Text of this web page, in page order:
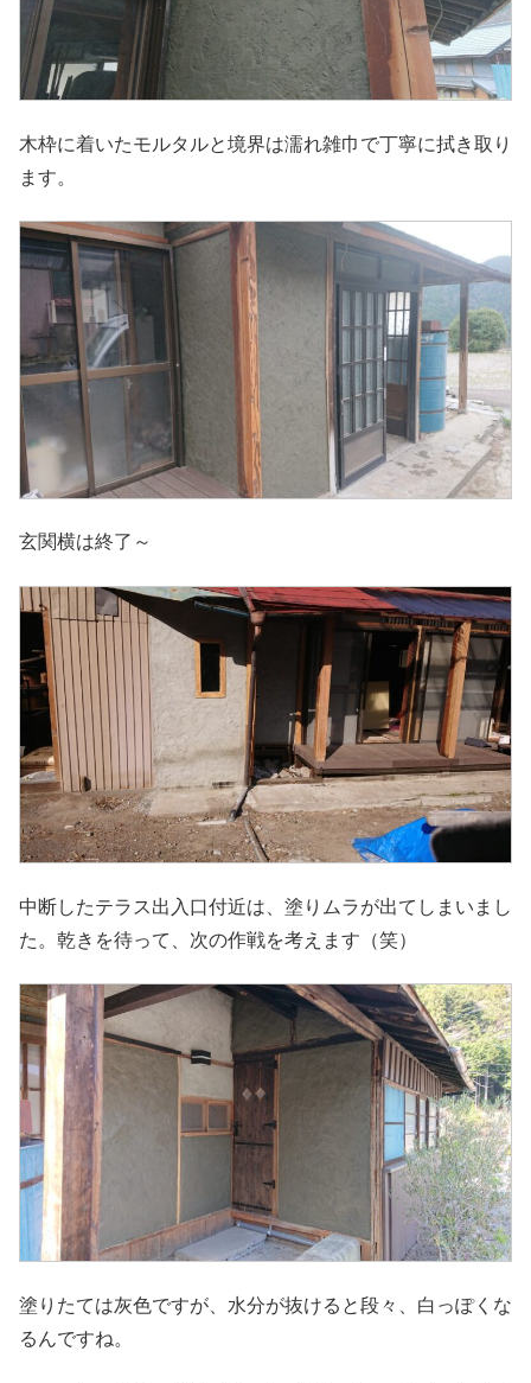
木枠に着いたモルタルと境界は濡れ雑巾で丁寧に拭き取り
ます。
玄関横は終了～
中断したテラス出入口付近は、塗りムラが出てしまいまし
た。乾きを待って、次の作戦を考えます（笑）
塗りたては灰色ですが、水分が抜けると段々、白っぽくな
るんですね。